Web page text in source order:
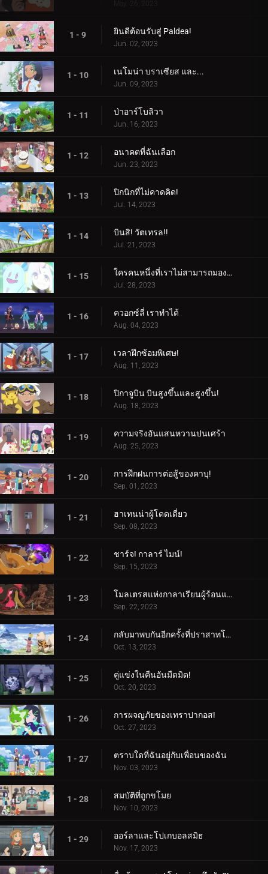
May. 26, 2023
1 - 9 ยินดีต้อนรับสู่ Paldea!
Jun. 02, 2023
1 - 10 เนโมน่า บราเซียส และ...
Jun. 09, 2023
1 - 11 ป่าอาร์โบลิวา
Jun. 16, 2023
1 - 12 อนาคตที่ฉันเลือก
Jun. 23, 2023
1 - 13 ปิกนิกที่ไม่คาดคิด!
Jul. 14, 2023
1 - 14 บินสิ! วัตเทรล!!
Jul. 21, 2023
1 - 15 ใครคนหนึ่งที่เราไม่สามารถมองเห็นได้! ใครเป็นอะไรรึเปล่า!
Jul. 28, 2023
1 - 16 ควอกซ์ลี่ เราทำได้
Aug. 04, 2023
1 - 17 เวลาฝึกซ้อมพิเศษ!
Aug. 11, 2023
1 - 18 ปิกาจูบิน บินสูงขึ้นและสูงขึ้น!
Aug. 18, 2023
1 - 19 ความจริงอันแสนหวานปนเศร้า
Aug. 25, 2023
1 - 20 การฝึกฝนการต่อสู้ของคาบุ!
Sep. 01, 2023
1 - 21 ฮาเทนน่าผู้โดดเดี่ยว
Sep. 08, 2023
1 - 22 ชาร์จ! กาลาร์ ไมน์!
Sep. 15, 2023
1 - 23 โมลเตรสแห่งกาลาเรียนผู้ร้อนแรง
Sep. 22, 2023
1 - 24 กลับมาพบกันอีกครั้งที่ปราสาทโบราณ!
Oct. 13, 2023
1 - 25 คู่แข่งในคืนอันมืดมิด!
Oct. 20, 2023
1 - 26 การผจญภัยของเทราปากอส!
Oct. 27, 2023
1 - 27 ตราบใดที่ฉันอยู่กับเพื่อนของฉัน
Nov. 03, 2023
1 - 28 สมบัติที่ถูกขโมย
Nov. 10, 2023
1 - 29 ออร์ลาและโปเกบอลสมิธ
Nov. 17, 2023